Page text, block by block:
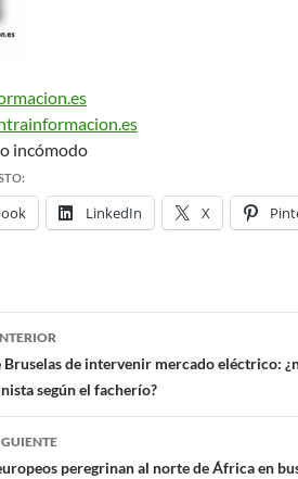
incómodo
LinkedIn X
de intervenir mercado eléctrico:
según el facherío?
peregrinan al norte de África en